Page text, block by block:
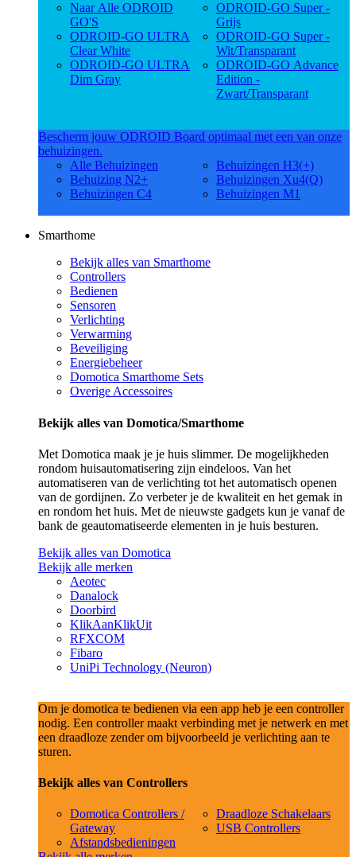
Naar Alle ODROID
GO'S
ODROID-GO ULTRA
Clear White
ODROID-GO ULTRA
Dim Gray
ODROID-GO Super -
Grijs
ODROID-GO Super -
Wit/Transparant
ODROID-GO Advance
Edition -
Zwart/Transparant
Bescherm jouw ODROID Board optimaal met een van onze
behuizingen.
Alle Behuizingen
Behuizing N2+
Behuizingen C4
Behuizingen H3(+)
Behuizingen Xu4(Q)
Behuizingen M1
Smarthome
Bekijk alles van Smarthome
Controllers
Bedienen
Sensoren
Verlichting
Verwarming
Beveiliging
Energiebeheer
Domotica Smarthome Sets
Overige Accessoires
Bekijk alles van Domotica/Smarthome
Met Domotica maak je je huis slimmer. De mogelijkheden
rondom huisautomatisering zijn eindeloos. Van het
automatiseren van de verlichting tot het automatisch openen
van de gordijnen. Zo verbeter je de kwaliteit en het gemak in
en rondom het huis. Met de nieuwste gadgets kun je vanaf de
bank de geautomatiseerde elementen in je huis besturen.
Bekijk alles van Domotica
Bekijk alle merken
Aeotec
Danalock
Doorbird
KlikAanKlikUit
RFXCOM
Fibaro
UniPi Technology (Neuron)
Om je domotica te bedienen via een app heb je een controller
nodig. Een controller maakt verbinding met je netwerk en met
een draadloze zender om bijvoorbeeld je verlichting aan te
sturen.
Bekijk alles van Controllers
Domotica Controllers /
Gateway
Afstandsbedieningen
Draadloze Schakelaars
USB Controllers